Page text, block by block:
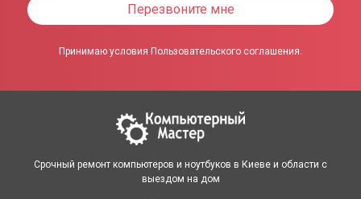
Перезвоните мне
Принимаю условия Пользовательского соглашения.
Срочный ремонт компьютеров и ноутбуков в Киеве и области с
выездом на дом